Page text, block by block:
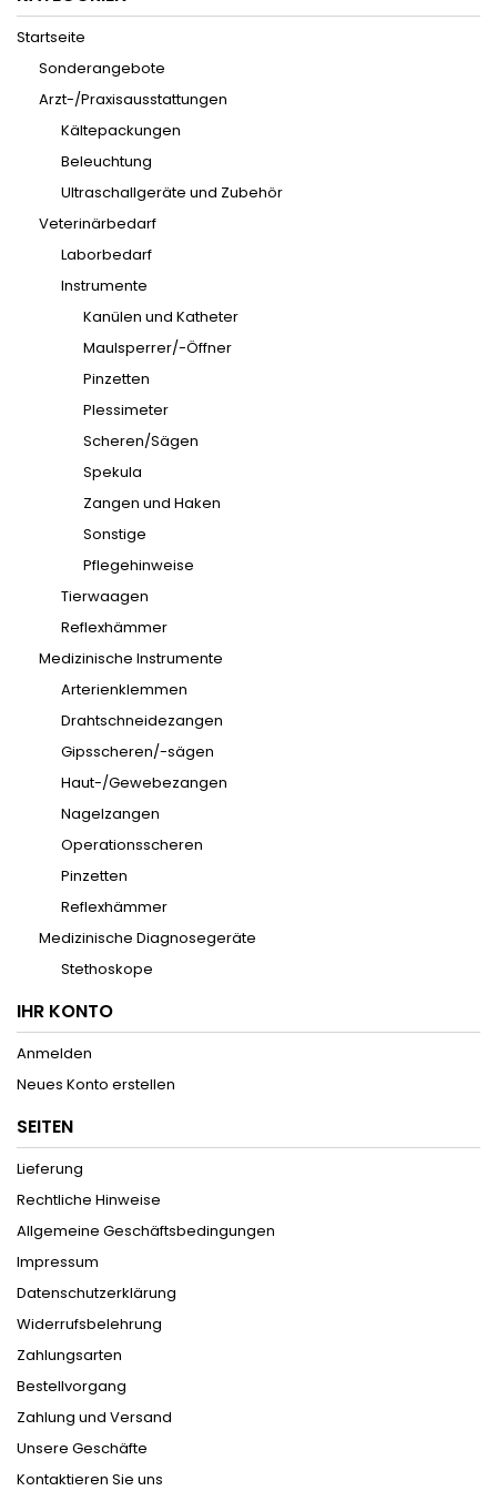
Startseite
Sonderangebote
Arzt-/Praxisausstattungen
Kältepackungen
Beleuchtung
Ultraschallgeräte und Zubehör
Veterinärbedarf
Laborbedarf
Instrumente
Kanülen und Katheter
Maulsperrer/-Öffner
Pinzetten
Plessimeter
Scheren/Sägen
Spekula
Zangen und Haken
Sonstige
Pflegehinweise
Tierwaagen
Reflexhämmer
Medizinische Instrumente
Arterienklemmen
Drahtschneidezangen
Gipsscheren/-sägen
Haut-/Gewebezangen
Nagelzangen
Operationsscheren
Pinzetten
Reflexhämmer
Medizinische Diagnosegeräte
Stethoskope
IHR KONTO
Anmelden
Neues Konto erstellen
SEITEN
Lieferung
Rechtliche Hinweise
Allgemeine Geschäftsbedingungen
Impressum
Datenschutzerklärung
Widerrufsbelehrung
Zahlungsarten
Bestellvorgang
Zahlung und Versand
Unsere Geschäfte
Kontaktieren Sie uns